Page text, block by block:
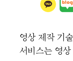
영상 제작 기
서비스는 영